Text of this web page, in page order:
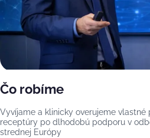
Čo robíme
Vyvíjame a klinicky overujeme vlastné
receptúry po dlhodobú podporu v
strednej Európy